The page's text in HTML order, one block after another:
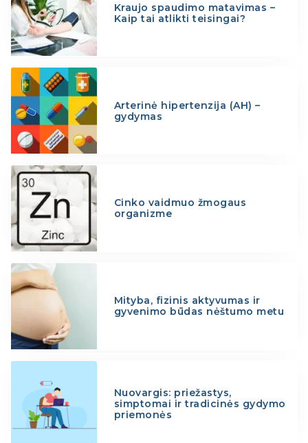
Kraujo spaudimo matavimas –
Kaip tai atlikti teisingai?
Arterinė hipertenzija (AH) –
gydymas
Cinko vaidmuo žmogaus
organizme
Mityba, fizinis aktyvumas ir
gyvenimo būdas nėštumo metu
Nuovargis: priežastys,
simptomai ir tradicinės gydymo
priemonės